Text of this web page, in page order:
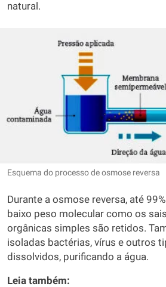
natural.
Esquema do processo de osmose reversa
Durante a osmose reversa, até
baixo peso molecular como os
orgânicas simples são retidos.
isoladas bactérias, vírus e outros
dissolvidos, purificando a água.
Leia também: